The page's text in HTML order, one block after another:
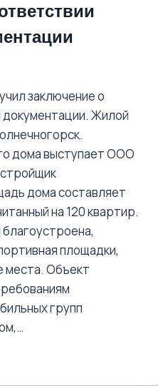
заключение о
документации. Жилой
дома выступает ООО
дома составляет
на 120 квартир.
площадки,
места. Объект
групп